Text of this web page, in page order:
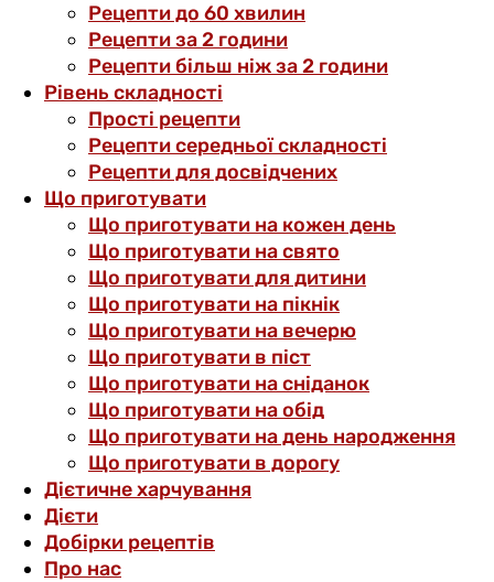
Рецепти до 60 хвилин
Рецепти за 2 години
Рецепти більш ніж за 2 години
Рівень складності
Прості рецепти
Рецепти середньої складності
Рецепти для досвідчених
Що приготувати
Що приготувати на кожен день
Що приготувати на свято
Що приготувати для дитини
Що приготувати на пікнік
Що приготувати на вечерю
Що приготувати в піст
Що приготувати на сніданок
Що приготувати на обід
Що приготувати на день народження
Що приготувати в дорогу
Дієтичне харчування
Дієти
Добірки рецептів
Про нас